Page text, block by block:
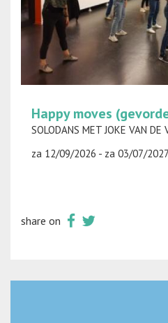
Happy moves
SOLODANS MET JOKE VAN DE
za 12/09/2026 - za 03/07/2027
share on